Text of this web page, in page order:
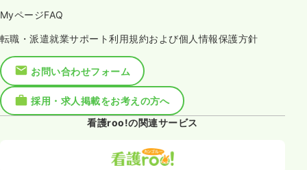
MyページFAQ
転職・派遣就業サポート利用規約および個人情報保護方針
お問い合わせフォーム
採用・求人掲載をお考えの方へ
看護roo!の関連サービス